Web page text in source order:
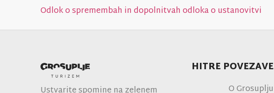
Odlok o spremembah in dopolnitvah odloka o ustanovitvi
HITRE POVEZAVE
O Grosuplju